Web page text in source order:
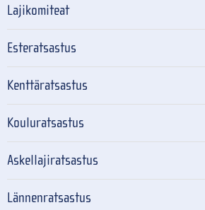
Lajikomiteat
Esteratsastus
Kenttäratsastus
Kouluratsastus
Askellajiratsastus
Lännenratsastus